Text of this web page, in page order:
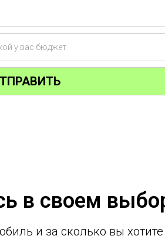
в своем
и за сколько вы хотите